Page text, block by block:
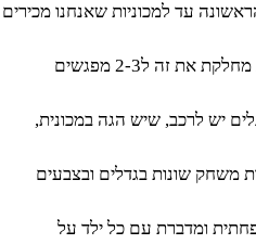
עד למכוניות שאנחנו מכירים
סוגי מכוניות חלקי הרכב, וכו' )היית מחלקת את זה ל2-3 מפגשים
יש לרכב, שיש הגה במכונית,
משחק שונות בגדלים ובצבעים
ומדברת עם כל ילד על